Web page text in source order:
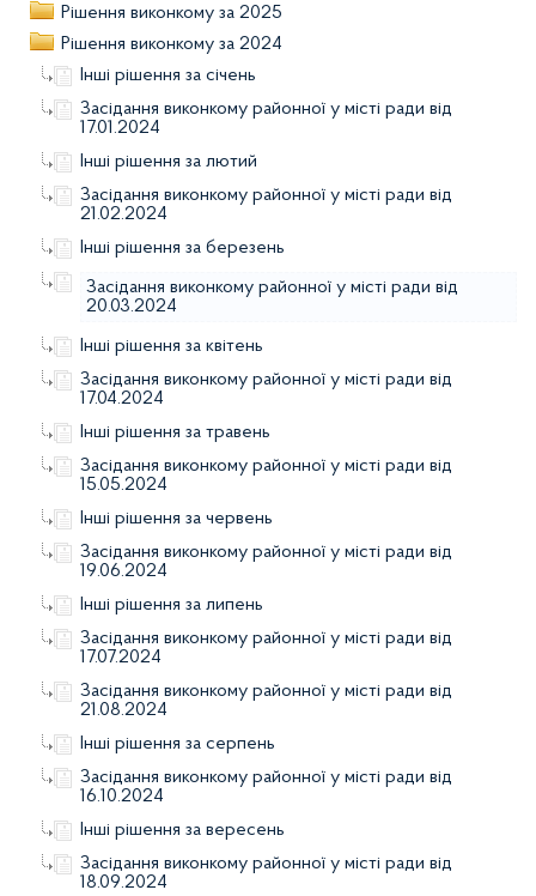
Рішення виконкому за 2025
Рішення виконкому за 2024
Інші рішення за січень
Засідання виконкому районної у місті ради від
17.01.2024
Інші рішення за лютий
Засідання виконкому районної у місті ради від
21.02.2024
Інші рішення за березень
Засідання виконкому районної у місті ради від
20.03.2024
Інші рішення за квітень
Засідання виконкому районної у місті ради від
17.04.2024
Інші рішення за травень
Засідання виконкому районної у місті ради від
15.05.2024
Інші рішення за червень
Засідання виконкому районної у місті ради від
19.06.2024
Інші рішення за липень
Засідання виконкому районної у місті ради від
17.07.2024
Засідання виконкому районної у місті ради від
21.08.2024
Інші рішення за серпень
Засідання виконкому районної у місті ради від
16.10.2024
Інші рішення за вересень
Засідання виконкому районної у місті ради від
18.09.2024